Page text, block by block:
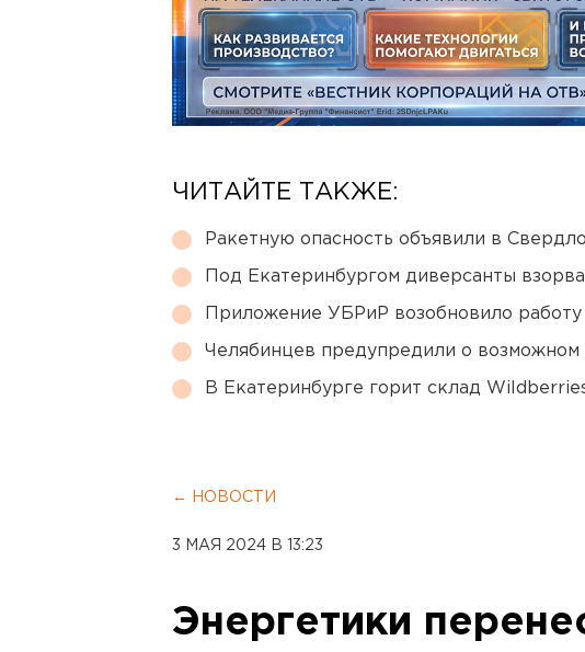
ЧИТАЙТЕ ТАКЖЕ:
Ракетную опасность объявили в
Под Екатеринбургом диверсанты
Приложение УБРиР возобновило работу
Челябинцев предупредили о
В Екатеринбурге горит склад
← НОВОСТИ
3 МАЯ 2024 В 13:23
Энергетики